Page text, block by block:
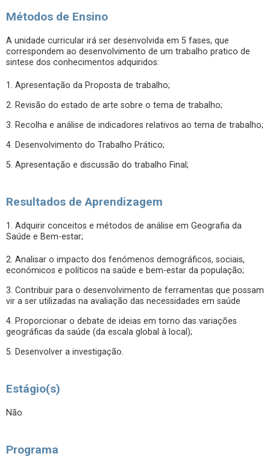
Métodos de Ensino
A unidade curricular irá ser desenvolvida em 5 fases, que
correspondem ao desenvolvimento de um trabalho pratico de
sintese dos conhecimentos adquiridos:
1. Apresentação da Proposta de trabalho;
2. Revisão do estado de arte sobre o tema de trabalho;
3. Recolha e análise de indicadores relativos ao tema de trabalho;
4. Desenvolvimento do Trabalho Prático;
5. Apresentação e discussão do trabalho Final;
Resultados de Aprendizagem
1. Adquirir conceitos e métodos de análise em Geografia da
Saúde e Bem-estar;
2. Analisar o impacto dos fenómenos demográficos, sociais,
económicos e políticos na saúde e bem-estar da população;
3. Contribuir para o desenvolvimento de ferramentas que possam
vir a ser utilizadas na avaliação das necessidades em saúde
4. Proporcionar o debate de ideias em torno das variações
geográficas da saúde (da escala global à local);
5. Desenvolver a investigação.
Estágio(s)
Não
Programa